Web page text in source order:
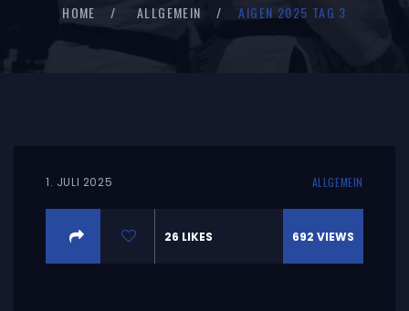
HOME ALLGEMEIN AIGEN 2025 TAG 3
1. JULI 2025 ALLGEMEIN
26 LIKES 692 VIEWS